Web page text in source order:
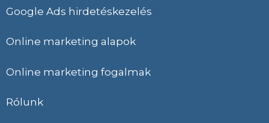
Google Ads hirdetéskezelés
Online marketing alapok
Online marketing fogalmak
Rólunk